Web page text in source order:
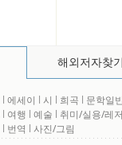
해외저자찾기
l 에세이 l 시 l 희곡 l 문학일
l 여행 l 예술 l 취미/실용/레저
l 번역 l 사진/그림